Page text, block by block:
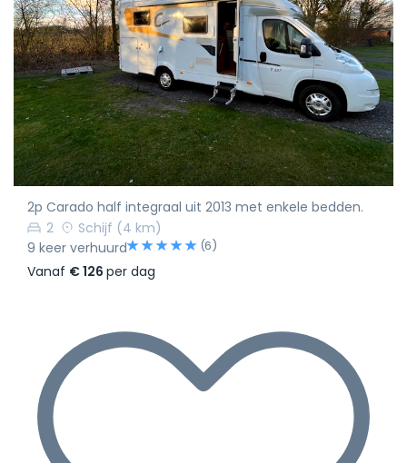
2p Carado half integraal uit 2013 met enkele bedden.
2
Schijf (4 km)
9 keer verhuurd
(6)
Vanaf € 126 per dag